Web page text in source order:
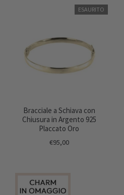
ESAURITO
Bracciale a Schiava con
Chiusura in Argento 925
Placcato Oro
€95,00